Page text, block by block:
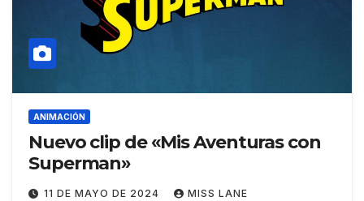
ANIMACIÓN
Nuevo clip de «Mis Aventuras con
Superman»
11 DE MAYO DE 2024 MISS LANE